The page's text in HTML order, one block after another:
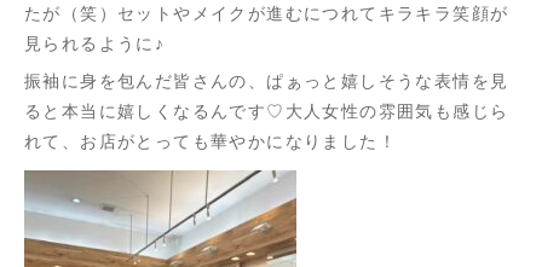
たが（笑）セットやメイクが進むにつれてキラキラ笑顔が
見られるように♪
振袖に身を包んだ皆さんの、ぱぁっと嬉しそうな表情を見
ると本当に嬉しくなるんです♡大人女性の雰囲気も感じら
れて、お店がとっても華やかになりました！